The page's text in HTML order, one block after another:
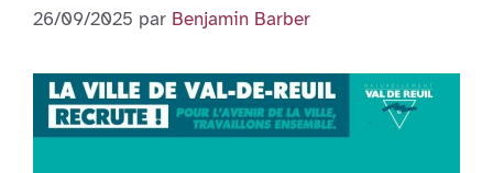
26/09/2025 par Benjamin Barber